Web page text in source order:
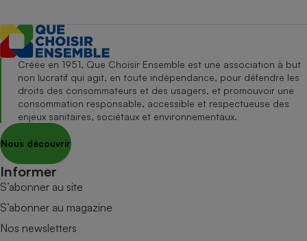
Créée en 1951, Que Choisir Ensemble est une association à but
non lucratif qui agit, en toute indépendance, pour défendre les
droits des consommateurs et des usagers, et promouvoir une
consommation responsable, accessible et respectueuse des
enjeux sanitaires, sociétaux et environnementaux.
Nous découvrir
Informer
S’abonner au site
S’abonner au magazine
Nos newsletters